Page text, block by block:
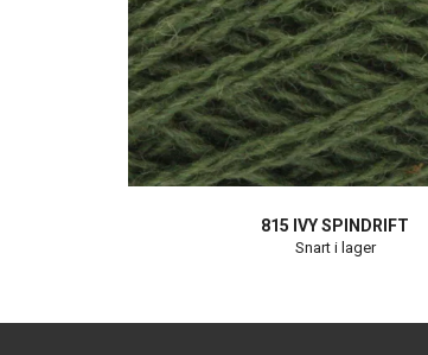
815 IVY SPINDRIFT
Snart i lager